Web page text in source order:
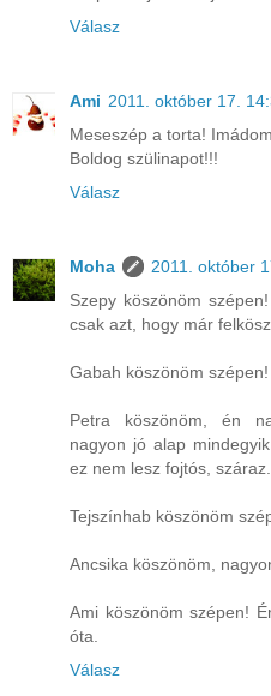
Válasz
Ami 2011. október 17.
Meseszép a torta!
Boldog szülinapot!!!
Válasz
Moha
2011. október
Szepy köszönöm
csak azt, hogy már
Gabah köszönöm szépen!
Petra köszönöm, én
nagyon jó alap
ez nem lesz fojtós, száraz.
Tejszínhab köszönöm
Ancsika köszönöm,
Ami köszönöm szépen!
óta.
Válasz